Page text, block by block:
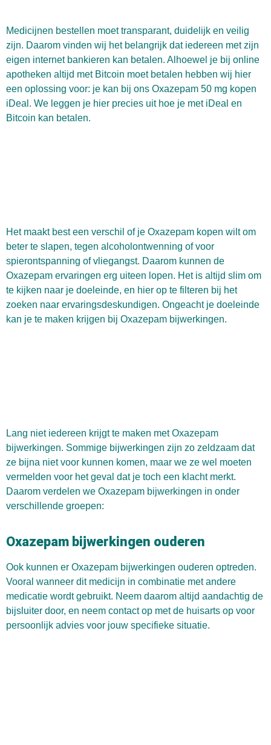
Medicijnen bestellen moet transparant, duidelijk en veilig
zijn. Daarom vinden wij het belangrijk dat iedereen met zijn
eigen internet bankieren kan betalen. Alhoewel je bij online
apotheken altijd met Bitcoin moet betalen hebben wij hier
een oplossing voor: je kan bij ons Oxazepam 50 mg kopen
iDeal. We leggen je hier precies uit hoe je met iDeal en
Bitcoin kan betalen.
Het maakt best een verschil of je Oxazepam kopen wilt om
beter te slapen, tegen alcoholontwenning of voor
spierontspanning of vliegangst. Daarom kunnen de
Oxazepam ervaringen erg uiteen lopen. Het is altijd slim om
te kijken naar je doeleinde, en hier op te filteren bij het
zoeken naar ervaringsdeskundigen. Ongeacht je doeleinde
kan je te maken krijgen bij Oxazepam bijwerkingen.
Lang niet iedereen krijgt te maken met Oxazepam
bijwerkingen. Sommige bijwerkingen zijn zo zeldzaam dat
ze bijna niet voor kunnen komen, maar we ze wel moeten
vermelden voor het geval dat je toch een klacht merkt.
Daarom verdelen we Oxazepam bijwerkingen in onder
verschillende groepen:
Oxazepam bijwerkingen ouderen
Ook kunnen er Oxazepam bijwerkingen ouderen optreden.
Vooral wanneer dit medicijn in combinatie met andere
medicatie wordt gebruikt. Neem daarom altijd aandachtig de
bijsluiter door, en neem contact op met de huisarts op voor
persoonlijk advies voor jouw specifieke situatie.